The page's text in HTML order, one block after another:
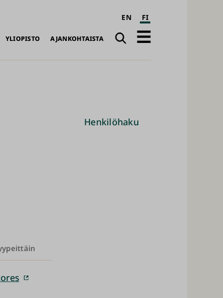
EN FI
YLIOPISTO AJANKOHTAISTA
Haku
Avaa
Henkilöhaku